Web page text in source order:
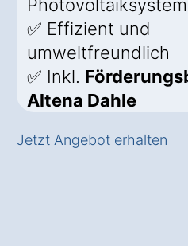
✅ Effizient und
umweltfreundlich
✅ Inkl.
Altena Dahle
Jetzt Angebot erhalten